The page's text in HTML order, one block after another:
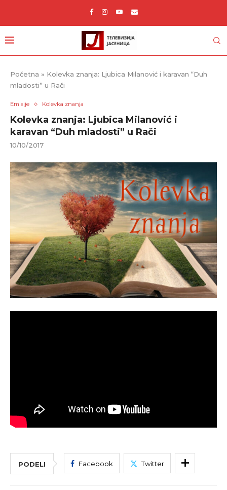
Početna » Kolevka znanja: Ljubica Milanović i karavan “Duh
mladosti” u Rači
Emisije Kolevka znanja
Kolevka znanja: Ljubica Milanović i
karavan “Duh mladosti” u Rači
10/10/2017
PODELI Facebook Twitter